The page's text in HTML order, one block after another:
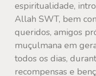
espiritualidade,
Allah SWT, bem
queridos, amigos
muçulmana em
todos os dias,
recompensas e